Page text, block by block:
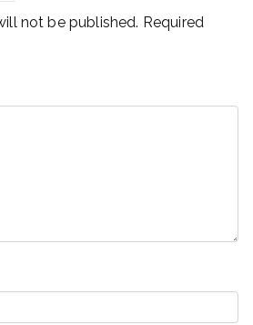
not be published. Required